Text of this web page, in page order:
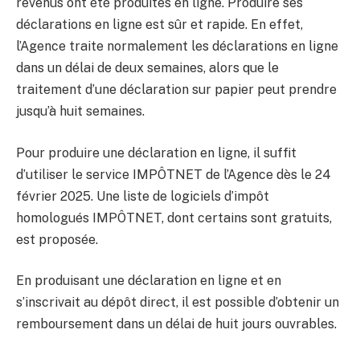
déclarations en ligne est sûr et rapide. En effet,
l’Agence traite normalement les déclarations en ligne
dans un délai de deux semaines, alors que le
traitement d’une déclaration sur papier peut prendre
jusqu’à huit semaines.
Pour produire une déclaration en ligne, il suffit
d’utiliser le service IMPÔTNET de l’Agence dès le 24
février 2025. Une liste de logiciels d’impôt
homologués IMPÔTNET, dont certains sont gratuits,
est proposée.
En produisant une déclaration en ligne et en
s’inscrivait au dépôt direct, il est possible d’obtenir un
remboursement dans un délai de huit jours ouvrables.